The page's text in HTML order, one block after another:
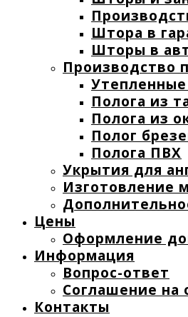
Штора в
Шторы в
Производство
Утепленные
Полога из
Полога из
Полог
Полога ПВХ
Укрытия для
Изготовление
Цены
Оформление
Информация
Вопрос-ответ
Соглашение на
Контакты